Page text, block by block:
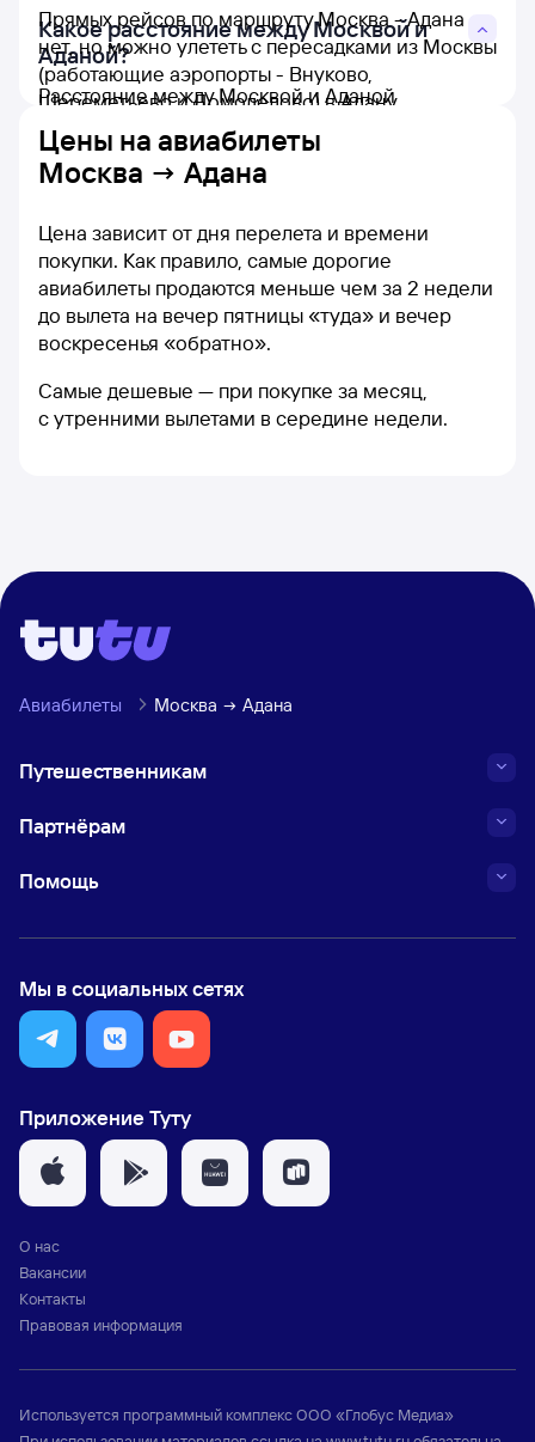
Прямых рейсов по маршруту Москва - Адана
нет, но можно улететь с пересадками из Москвы
(работающие аэропорты - Внуково,
Шереметьево и Домодедово) в Адану
(работающий аэропорт - Шакирпаша).
Какое расстояние между Москвой и
Аданой?
Расстояние между Москвой и Аданой
Цены на авиабилеты
Москва → Адана
Цена зависит от дня перелета и времени
покупки. Как правило, самые дорогие
авиабилеты продаются меньше чем за 2 недели
до вылета на вечер пятницы «туда» и вечер
воскресенья «обратно».
Самые дешевые — при покупке за месяц,
с утренними вылетами в середине недели.
Авиабилеты Москва Адана
Путешественникам
Партнёрам
Помощь
Мы в социальных сетях
Приложение Туту
О нас
Вакансии
Контакты
Правовая информация
Используется программный комплексООО «Глобус Медиа»